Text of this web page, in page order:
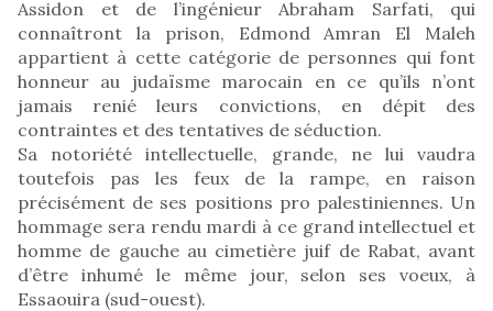
Assidon et de l’ingénieur Abraham Sarfati, qui
connaîtront la prison, Edmond Amran El Maleh
appartient à cette catégorie de personnes qui font
honneur au judaïsme marocain en ce qu’ils n’ont
jamais renié leurs convictions, en dépit des
contraintes et des tentatives de séduction.
Sa notoriété intellectuelle, grande, ne lui vaudra
toutefois pas les feux de la rampe, en raison
précisément de ses positions pro palestiniennes. Un
hommage sera rendu mardi à ce grand intellectuel et
homme de gauche au cimetière juif de Rabat, avant
d’être inhumé le même jour, selon ses voeux, à
Essaouira (sud-ouest).